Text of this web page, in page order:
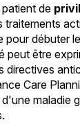
de
traitements
pour débuter
peut être
directives
Care
maladie